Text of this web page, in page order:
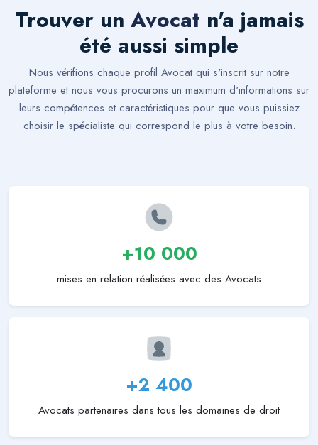
Trouver un Avocat n'a jamais
été aussi simple
Nous vérifions chaque profil Avocat qui s'inscrit sur notre
plateforme et nous vous procurons un maximum d'informations sur
leurs compétences et caractéristiques pour que vous puissiez
choisir le spécialiste qui correspond le plus à votre besoin.
+10 000
mises en relation réalisées avec des Avocats
+2 400
Avocats partenaires dans tous les domaines de droit